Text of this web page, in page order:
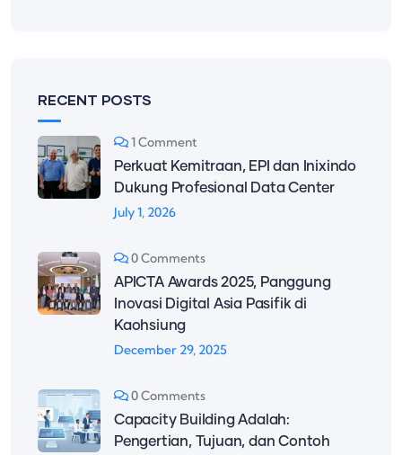
RECENT POSTS
1 Comment
Perkuat Kemitraan, EPI dan Inixindo
Dukung Profesional Data Center
July 1, 2026
0 Comments
APICTA Awards 2025, Panggung
Inovasi Digital Asia Pasifik di
Kaohsiung
December 29, 2025
0 Comments
Capacity Building Adalah:
Pengertian, Tujuan, dan Contoh